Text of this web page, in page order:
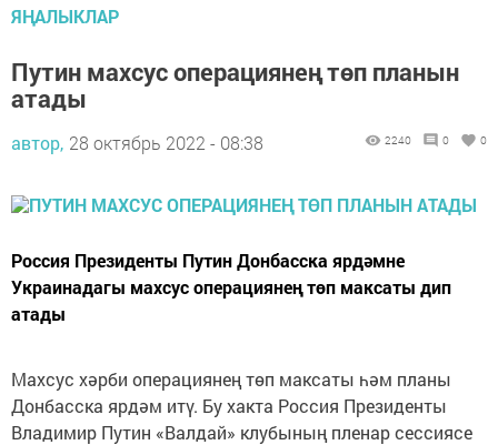
ЯҢАЛЫКЛАР
Путин махсус операциянең төп планын
атады
автор, 28 октябрь 2022 - 08:38 2240 0 0
Россия Президенты Путин Донбасска ярдәмне
Украинадагы махсус операциянең төп максаты дип
атады
Махсус хәрби операциянең төп максаты һәм планы
Донбасска ярдәм итү. Бу хакта Россия Президенты
Владимир Путин «Валдай» клубының пленар сессиясе